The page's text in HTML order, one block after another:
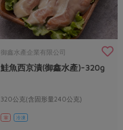
御鑫水產企業有限公司
鮭魚西京漬(御鑫水產)-320g
320公克(含固形量240公克)
葷 冷凍